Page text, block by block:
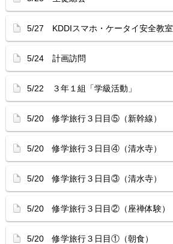
5/27 KDDIスマホ・ケータイ安全教室
5/24 計画訪問
5/22 ３年１組「学級活動」
5/20 修学旅行３日目⑤（新幹線）
5/20 修学旅行３日目④（清水寺）
5/20 修学旅行３日目③（清水寺）
5/20 修学旅行３日目②（座禅体験）
5/20 修学旅行３日目①（朝食）